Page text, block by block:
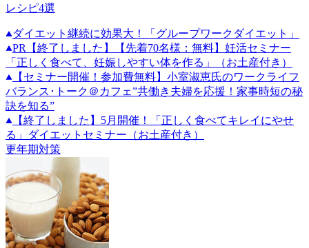
レシピ4選
ダイエット継続に効果大！「グループワークダイエット」
PR
【終了しました】【先着70名様：無料】妊活セミナー
「正しく食べて、妊娠しやすい体を作る」（お土産付き）
【セミナー開催！参加費無料】小室淑恵氏のワークライフ
バランス･トーク＠カフェ”共働き夫婦を応援！家事時短の秘
訣を知る”
【終了しました】5月開催！「正しく食べてキレイにやせ
る」ダイエットセミナー（お土産付き）
更年期対策